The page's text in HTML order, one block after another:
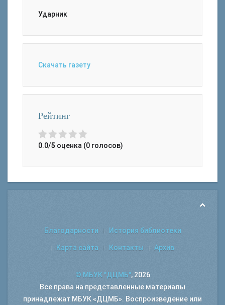
Ударник
Скачать газету
Рейтинг
0.0/5 оценка (0 голосов)
Благодарности История библиотеки
Карта сайта Контакты Архив
© МБУК "ДЦМБ", 2026
Все права на представленные материалы
принадлежат МБУК «ДЦМБ». Воспроизведение или